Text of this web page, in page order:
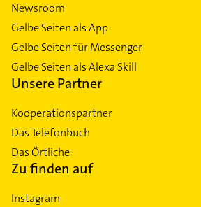
Newsroom
Gelbe Seiten als App
Gelbe Seiten für Messenger
Gelbe Seiten als Alexa Skill
Unsere Partner
Kooperationspartner
Das Telefonbuch
Das Örtliche
Zu finden auf
Instagram